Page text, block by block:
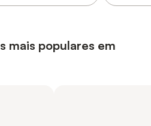
mais populares em